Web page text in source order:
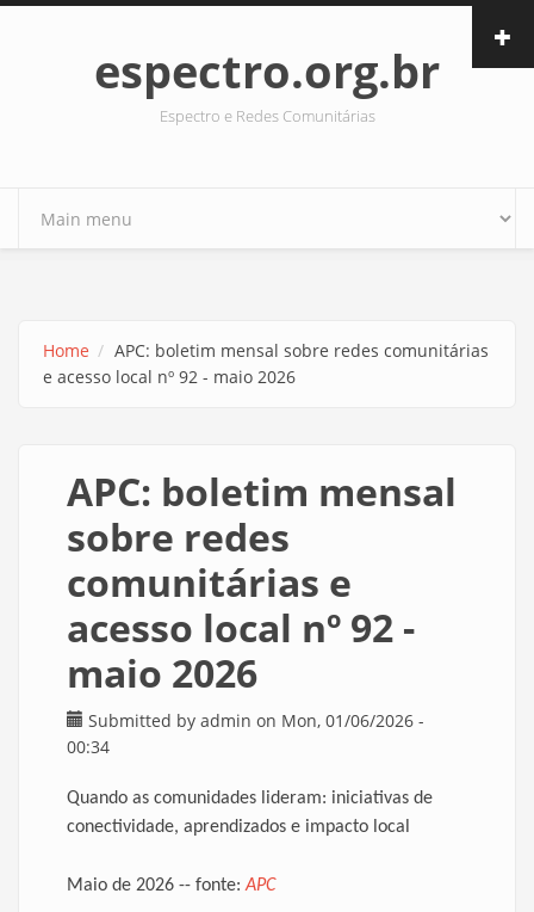
Skip to main content
espectro.org.br
Espectro e Redes Comunitárias
Home
APC: boletim mensal sobre redes comunitárias
e acesso local nº 92 - maio 2026
APC: boletim mensal
sobre redes
comunitárias e
acesso local nº 92 -
maio 2026
Submitted by admin on Mon, 01/06/2026 -
00:34
Quando as comunidades lideram: iniciativas de
conectividade, aprendizados e impacto local
Maio de 2026 -- fonte:APC